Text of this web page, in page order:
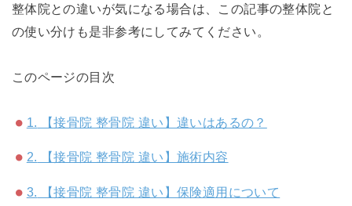
整体院との違いが気になる場合は、この記事の整体院と
の使い分けも是非参考にしてみてください。
このページの目次
1. 【接骨院 整骨院 違い】違いはあるの？
2. 【接骨院 整骨院 違い】施術内容
3. 【接骨院 整骨院 違い】保険適用について